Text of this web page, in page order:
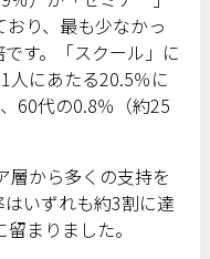
り、最も少なかっ
す。「スクール」に
人にあたる20.5％に
60代の0.8％（約25
層から多くの支持を
いずれも約3割に達
まりました。